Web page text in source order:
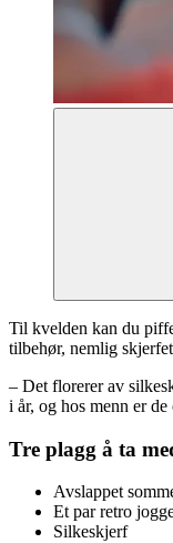
Til kvelden kan du
tilbehør, nemlig
– Det florerer av
i år, og hos menn er
Tre plagg å ta
Avslappet
Et par retro
Silkeskjerf